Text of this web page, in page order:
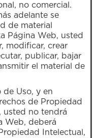
no comercial.
adelante se
de material
Página Web, usted
modificar, crear
publicar, bajar
el material de
Uso, y en
de Propiedad
usted no tendrá
Web, deberá
Intelectual,